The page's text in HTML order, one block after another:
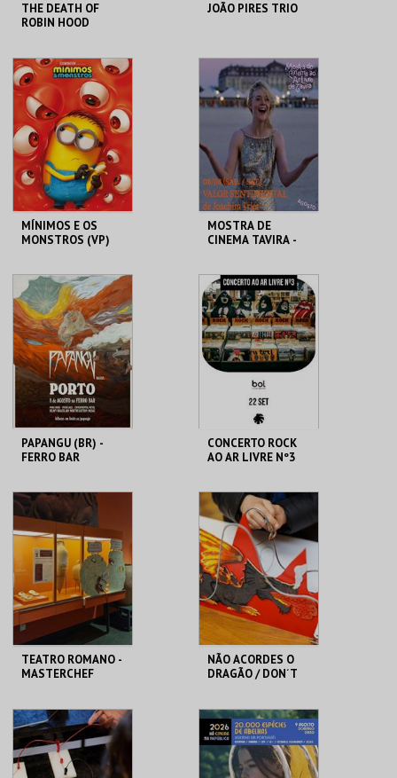
THE DEATH OF
ROBIN HOOD
CINE-TEATRO
CARIDADE
MAIS INFO
COMPRAR
JOÃO PIRES TRIO
PONTO C
MAIS INFO
COMPRAR
MÍNIMOS E OS
MONSTROS (VP)
C. A. C. MORTÁGUA
MAIS INFO
COMPRAR
MOSTRA DE
CINEMA TAVIRA -
CLAUSTROS
CONVENTO CARMO
MAIS INFO
COMPRAR
PAPANGU (BR) -
FERRO BAR
FERRO BAR
MAIS INFO
COMPRAR
CONCERTO ROCK
AO AR LIVRE Nº3
SANTARÉM
MAIS INFO
COMPRAR
TEATRO ROMANO -
MASTERCHEF
ML - TEATRO
ROMANO
MAIS INFO
NÃO ACORDES O
DRAGÃO / DON´T
MAAT
MAIS INFO